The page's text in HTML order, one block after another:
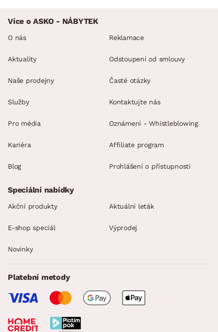
Více o ASKO - NÁBYTEK
O nás
Aktuality
Naše prodejny
Služby
Pro média
Kariéra
Blog
Reklamace
Odstoupení od smlouvy
Časté otázky
Kontaktujte nás
Oznámení - Whistleblowing
Affiliate program
Prohlášení o přístupnosti
Speciální nabídky
Akční produkty Aktuální leták
E-shop speciál Výprodej
Novinky
Platební metody